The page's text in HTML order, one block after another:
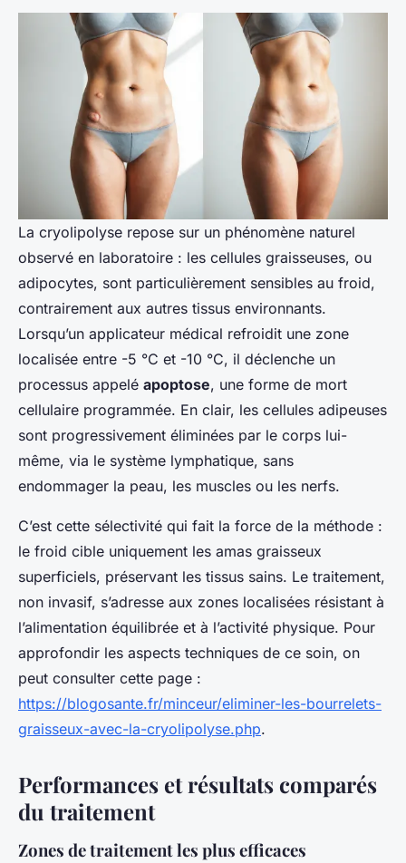
La cryolipolyse repose sur un phénomène naturel
observé en laboratoire : les cellules graisseuses, ou
adipocytes, sont particulièrement sensibles au froid,
contrairement aux autres tissus environnants.
Lorsqu’un applicateur médical refroidit une zone
localisée entre -5 °C et -10 °C, il déclenche un
processus appelé apoptose, une forme de mort
cellulaire programmée. En clair, les cellules adipeuses
sont progressivement éliminées par le corps lui-
même, via le système lymphatique, sans
endommager la peau, les muscles ou les nerfs.
C’est cette sélectivité qui fait la force de la méthode :
le froid cible uniquement les amas graisseux
superficiels, préservant les tissus sains. Le traitement,
non invasif, s’adresse aux zones localisées résistant à
l’alimentation équilibrée et à l’activité physique. Pour
approfondir les aspects techniques de ce soin, on
peut consulter cette page :
https://blogosante.fr/minceur/eliminer-les-bourrelets-
graisseux-avec-la-cryolipolyse.php.
Performances et résultats comparés
du traitement
Zones de traitement les plus efficaces